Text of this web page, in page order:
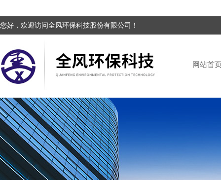
您好，欢迎访问全风环保科技股份有限公司！
网站首